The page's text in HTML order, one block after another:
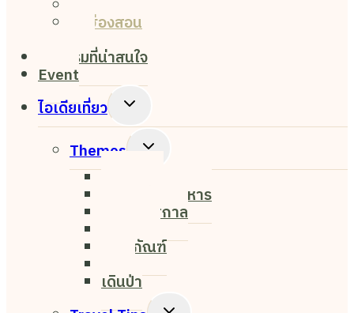
แม่ฮ่องสอน
กิจกรรมที่น่าสนใจ
Event
ไอเดียเที่ยว
Toggle
Menu
Themes Toggle
ค่าเฟ่&ร้านอาหาร
งาน&เทศกาล
พิพิธภัณฑ์
เดินป่า
Toggle